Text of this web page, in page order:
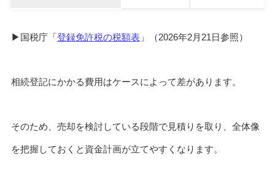
▶国税庁「登録免許税の税額表」（2026年2月21日参照）
相続登記にかかる費用はケースによって差があります。
そのため、売却を検討している段階で見積りを取り、全体像
を把握しておくと資金計画が立てやすくなります。